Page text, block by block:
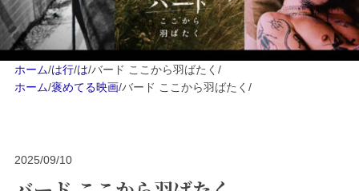
ホーム/は行/は/バード ここから羽ばたく /
ホーム/褒めてる映画/バード ここから羽ばたく /
2025/09/10